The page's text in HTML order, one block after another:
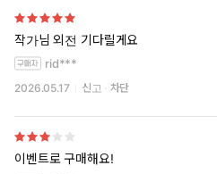
작가님 외전 기다릴게요
rid***
2026.05.17 신고 차단
이벤트로 구매해요!